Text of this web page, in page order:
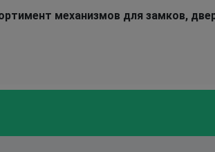
механизмов для замков,